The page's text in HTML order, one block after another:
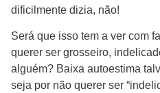
dificilmente dizia, não!
Será que isso tem a ver com
querer ser grosseiro,
alguém? Baixa autoestima
seja por não querer ser